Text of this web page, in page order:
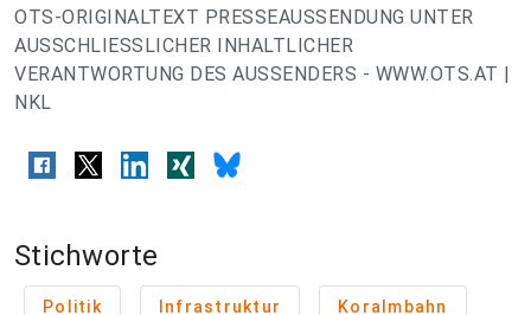
OTS-ORIGINALTEXT PRESSEAUSSENDUNG UNTER
AUSSCHLIESSLICHER INHALTLICHER
VERANTWORTUNG DES AUSSENDERS - WWW.OTS.AT |
NKL
Stichworte
Politik Infrastruktur Koralmbahn